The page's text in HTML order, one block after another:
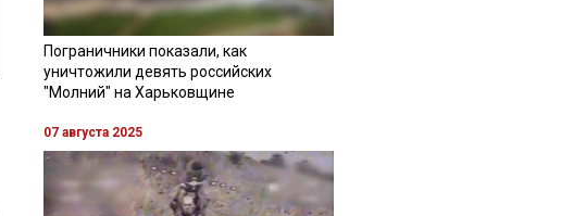
Пограничники показали, как
уничтожили девять российских
"Молний" на Харьковщине
07 августа 2025